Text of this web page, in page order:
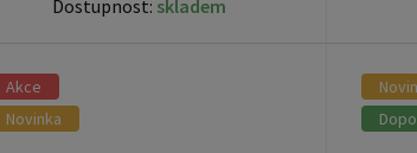
Dostupnost: skladem
Akce
Novinka